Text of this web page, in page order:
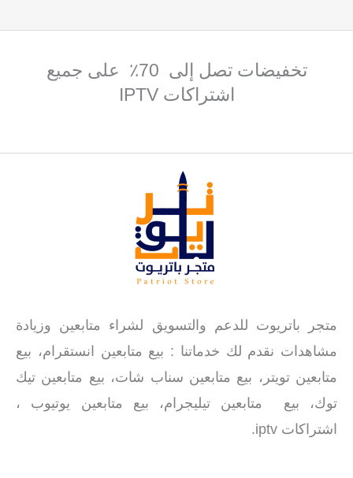
تخفيضات تصل إلى 70٪ على جميع
اشتراكات IPTV
متجر باتريوت للدعم والتسويق لشراء متابعين وزيادة
مشاهدات نقدم لك خدماتنا : بيع متابعين انستقرام، بيع
متابعين تويتر، بيع متابعين سناب شات، بيع متابعين تيك
توك، بيع متابعين تيليجرام، بيع متابعين يوتيوب ،
اشتراكات iptv.